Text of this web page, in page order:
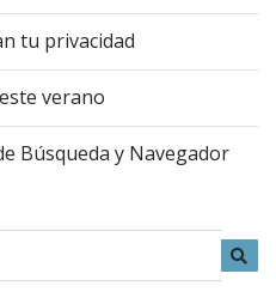
tu privacidad
verano
Búsqueda y Navegador